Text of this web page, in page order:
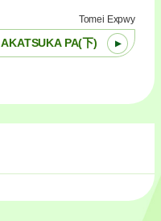
Tomei Expwy
AKATSUKA PA(下)